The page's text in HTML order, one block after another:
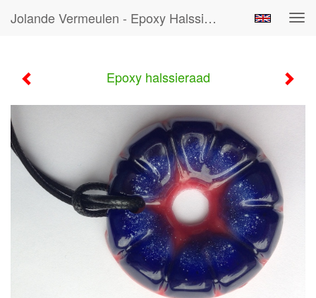
Jolande Vermeulen - Epoxy Halssieraad
Epoxy halssieraad